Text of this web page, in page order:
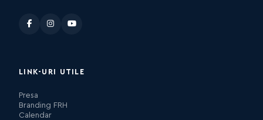
LINK-URI UTILE
Presa
Branding FRH
Calendar